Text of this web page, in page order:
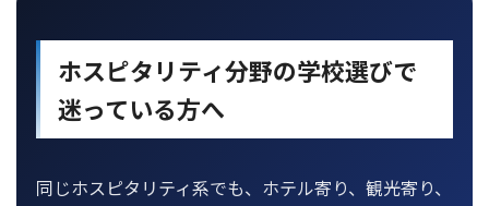
ホスピタリティ分野の学校選びで
迷っている方へ
同じホスピタリティ系でも、ホテル寄り、観光寄り、